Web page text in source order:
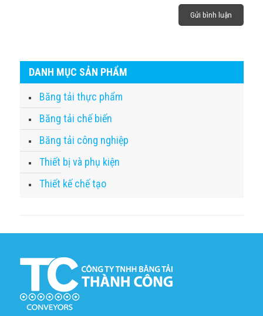
DANH MỤC SẢN PHẨM
Băng tải thực phẩm
Băng tải chế biến
Băng tải công nghiệp
Thiết bị và phụ kiện
Thiết kế chế tạo